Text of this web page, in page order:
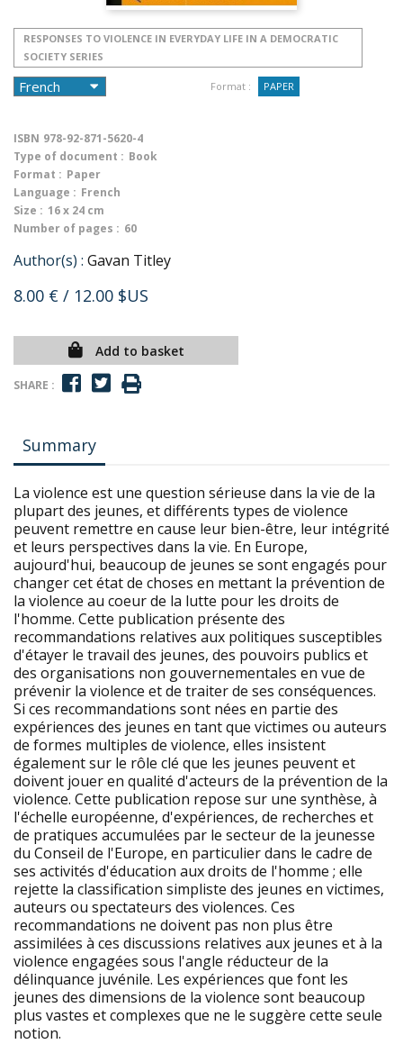
RESPONSES TO VIOLENCE IN EVERYDAY LIFE IN A DEMOCRATIC
SOCIETY SERIES
Format : PAPER
ISBN 978-92-871-5620-4
Type of document : Book
Format : Paper
Language : French
Size : 16 x 24 cm
Number of pages : 60
Author(s) : Gavan Titley
8.00 € / 12.00 $US
Add to basket
SHARE :
Summary
La violence est une question sérieuse dans la vie de la
plupart des jeunes, et différents types de violence
peuvent remettre en cause leur bien-être, leur intégrité
et leurs perspectives dans la vie. En Europe,
aujourd'hui, beaucoup de jeunes se sont engagés pour
changer cet état de choses en mettant la prévention de
la violence au coeur de la lutte pour les droits de
l'homme. Cette publication présente des
recommandations relatives aux politiques susceptibles
d'étayer le travail des jeunes, des pouvoirs publics et
des organisations non gouvernementales en vue de
prévenir la violence et de traiter de ses conséquences.
Si ces recommandations sont nées en partie des
expériences des jeunes en tant que victimes ou auteurs
de formes multiples de violence, elles insistent
également sur le rôle clé que les jeunes peuvent et
doivent jouer en qualité d'acteurs de la prévention de la
violence. Cette publication repose sur une synthèse, à
l'échelle européenne, d'expériences, de recherches et
de pratiques accumulées par le secteur de la jeunesse
du Conseil de l'Europe, en particulier dans le cadre de
ses activités d'éducation aux droits de l'homme ; elle
rejette la classification simpliste des jeunes en victimes,
auteurs ou spectateurs des violences. Ces
recommandations ne doivent pas non plus être
assimilées à ces discussions relatives aux jeunes et à la
violence engagées sous l'angle réducteur de la
délinquance juvénile. Les expériences que font les
jeunes des dimensions de la violence sont beaucoup
plus vastes et complexes que ne le suggère cette seule
notion.